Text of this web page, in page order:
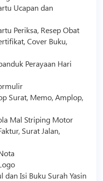
Ucapan dan
Periksa, Resep Obat
Cover Buku,
Perayaan Hari
Surat, Memo, Amplop,
Mal Striping Motor
Surat Jalan,
dan Isi Buku Surah Yasin